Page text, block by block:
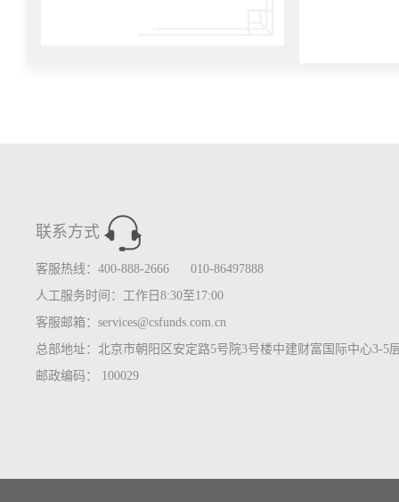
联系方式
客服热线：400-888-2666 010-86497888
人工服务时间：工作日8:30至17:00
客服邮箱：services@csfunds.com.cn
总部地址：北京市朝阳区安定路5号院3号楼中建财富国际中心3-5
邮政编码： 100029